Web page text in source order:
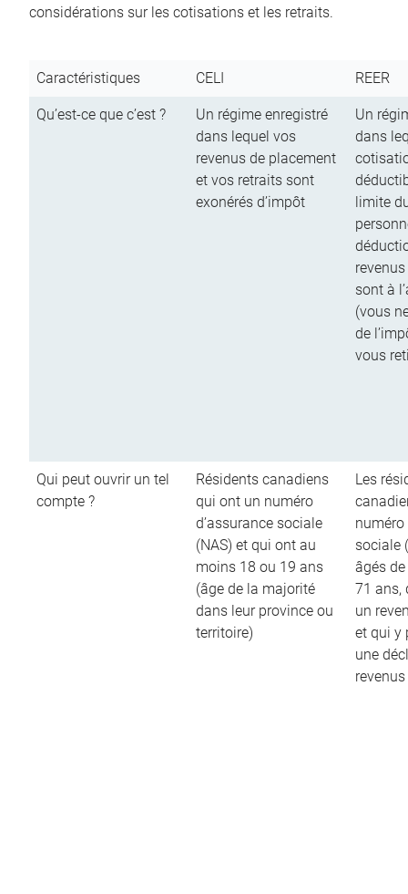
considérations sur les cotisations et les retraits.
Caractéristiques CELI REER
Qu’est-ce que c’est ?
Un régime enregistré
dans lequel vos
revenus de placement
et vos retraits sont
exonérés d’impôt
Un
dans
limite
sont à
(vous
de
vous
Qui peut ouvrir un tel
compte ?
Résidents canadiens
qui ont un numéro
d’assurance sociale
(NAS) et qui ont au
moins 18 ou 19 ans
(âge de la majorité
dans leur province ou
territoire)
Les
numéro
sociale
âgés
71 ans,
un
et qui y
une
revenus